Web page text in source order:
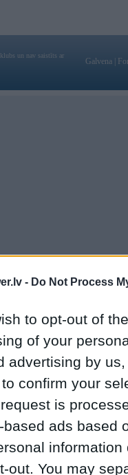
- Do Not Process
to opt-out of
of your
advertising by
confirm your
is
based ads based
out. You may
un nav saistīts ar
Galvena